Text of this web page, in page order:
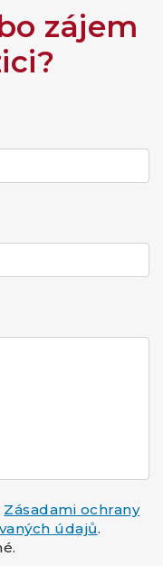
zájem
Zásadami ochrany
údajů.